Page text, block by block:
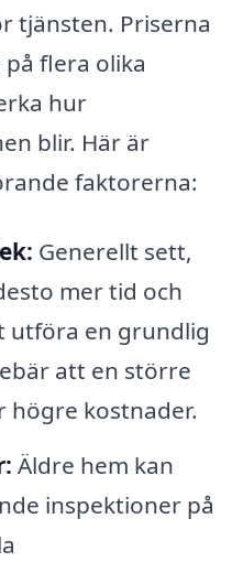
tjänsten. Priserna
flera olika
hur
blir. Här är
faktorerna:
Generellt sett,
mer tid och
utföra en grundlig
att en större
högre kostnader.
Äldre hem kan
inspektioner på